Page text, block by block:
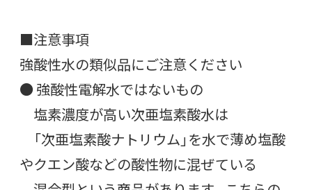
■注意事項
強酸性水の類似品にご注意ください
● 強酸性電解水ではないもの
塩素濃度が高い次亜塩素酸水は
「次亜塩素酸ナトリウム」を水で薄め塩酸
やクエン酸などの酸性物に混ぜている